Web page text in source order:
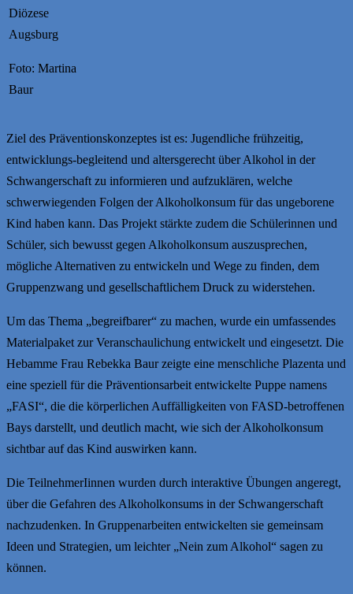
Diözese
Augsburg
Foto: Martina
Baur
Ziel des Präventionskonzeptes ist es: Jugendliche frühzeitig,
entwicklungs-begleitend und altersgerecht über Alkohol in der
Schwangerschaft zu informieren und aufzuklären, welche
schwerwiegenden Folgen der Alkoholkonsum für das ungeborene
Kind haben kann. Das Projekt stärkte zudem die Schülerinnen und
Schüler, sich bewusst gegen Alkoholkonsum auszusprechen,
mögliche Alternativen zu entwickeln und Wege zu finden, dem
Gruppenzwang und gesellschaftlichem Druck zu widerstehen.
Um das Thema „begreifbarer“ zu machen, wurde ein umfassendes
Materialpaket zur Veranschaulichung entwickelt und eingesetzt. Die
Hebamme Frau Rebekka Baur zeigte eine menschliche Plazenta und
eine speziell für die Präventionsarbeit entwickelte Puppe namens
„FASI“, die die körperlichen Auffälligkeiten von FASD-betroffenen
Bays darstellt, und deutlich macht, wie sich der Alkoholkonsum
sichtbar auf das Kind auswirken kann.
Die TeilnehmerIinnen wurden durch interaktive Übungen angeregt,
über die Gefahren des Alkoholkonsums in der Schwangerschaft
nachzudenken. In Gruppenarbeiten entwickelten sie gemeinsam
Ideen und Strategien, um leichter „Nein zum Alkohol“ sagen zu
können.